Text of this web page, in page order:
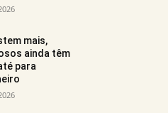
mais,
ainda têm
para